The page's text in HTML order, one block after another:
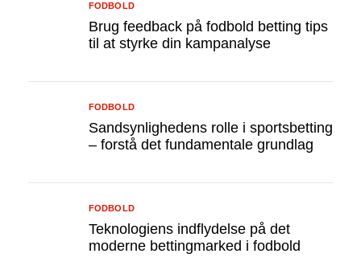
Brug feedback på fodbold betting tips
til at styrke din kampanalyse
FODBOLD
Sandsynlighedens rolle i sportsbetting
– forstå det fundamentale grundlag
FODBOLD
Teknologiens indflydelse på det
moderne bettingmarked i fodbold
FODBOLD